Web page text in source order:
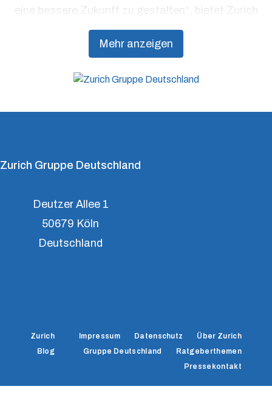
Mehr anzeigen
eine bessere Zukunft zu gestalten“, bietet Zurich
Präventionsdienstleistungen an, die über traditionelle
Versicherungsprodukte hinausgehen, um Kunden
Zurich Gruppe Deutschland
Deutzer Allee 1
50679 Köln
Deutschland